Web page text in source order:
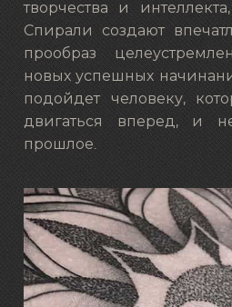
творчества и
Спирали создают
прообраз
новых успешных
подойдет человеку,
двигаться вперед, и
прошлое.